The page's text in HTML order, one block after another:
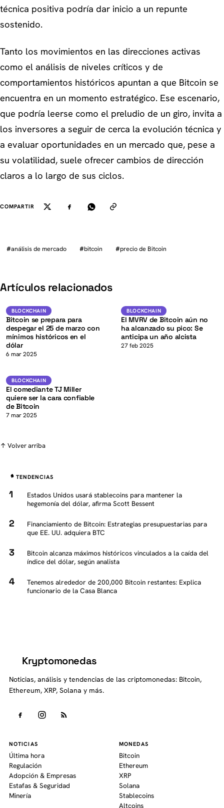
técnica positiva podría dar inicio a un repunte
sostenido.
Tanto los movimientos en las direcciones activas
como el análisis de niveles críticos y de
comportamientos históricos apuntan a que Bitcoin se
encuentra en un momento estratégico. Ese escenario,
que podría leerse como el preludio de un giro, invita a
los inversores a seguir de cerca la evolución técnica y
a evaluar oportunidades en un mercado que, pese a
su volatilidad, suele ofrecer cambios de dirección
claros a lo largo de sus ciclos.
COMPARTIR
#análisis de mercado #bitcoin #precio de Bitcoin
Artículos relacionados
BLOCKCHAIN BTC K
BLOCKCHAIN
Bitcoin se prepara para
despegar el 25 de marzo con
mínimos históricos en el
dólar
6 mar 2025
BLOCKCHAIN BTC
BLOCKCHAIN
El MVRV de Bitcoin aún no
ha alcanzado su pico: Se
anticipa un año alcista
27 feb 2025
BLOCKCHAIN BTC K
BLOCKCHAIN
El comediante TJ Miller
quiere ser la cara confiable
de Bitcoin
7 mar 2025
↑ Volver arriba
TENDENCIAS
Estados Unidos usará stablecoins para mantener la
hegemonía del dólar, afirma Scott Bessent
Financiamiento de Bitcoin: Estrategias presupuestarias para
que EE. UU. adquiera BTC
Bitcoin alcanza máximos históricos vinculados a la caída del
índice del dólar, según analista
Tenemos alrededor de 200,000 Bitcoin restantes: Explica
funcionario de la Casa Blanca
Kryptomonedas
Noticias, análisis y tendencias de las criptomonedas: Bitcoin,
Ethereum, XRP, Solana y más.
NOTICIAS
Última hora
Regulación
Adopción & Empresas
Estafas & Seguridad
Minería
MONEDAS
Bitcoin
Ethereum
XRP
Solana
Stablecoins
Altcoins